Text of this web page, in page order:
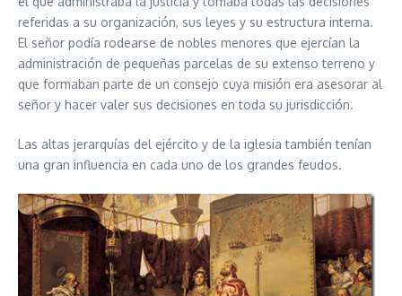
referidas a su organización, sus leyes y su estructura interna.
El señor podía rodearse de nobles menores que ejercían la
administración de pequeñas parcelas de su extenso terreno y
que formaban parte de un consejo cuya misión era asesorar al
señor y hacer valer sus decisiones en toda su jurisdicción.
Las altas jerarquías del ejército y de la iglesia también tenían
una gran influencia en cada uno de los grandes feudos.